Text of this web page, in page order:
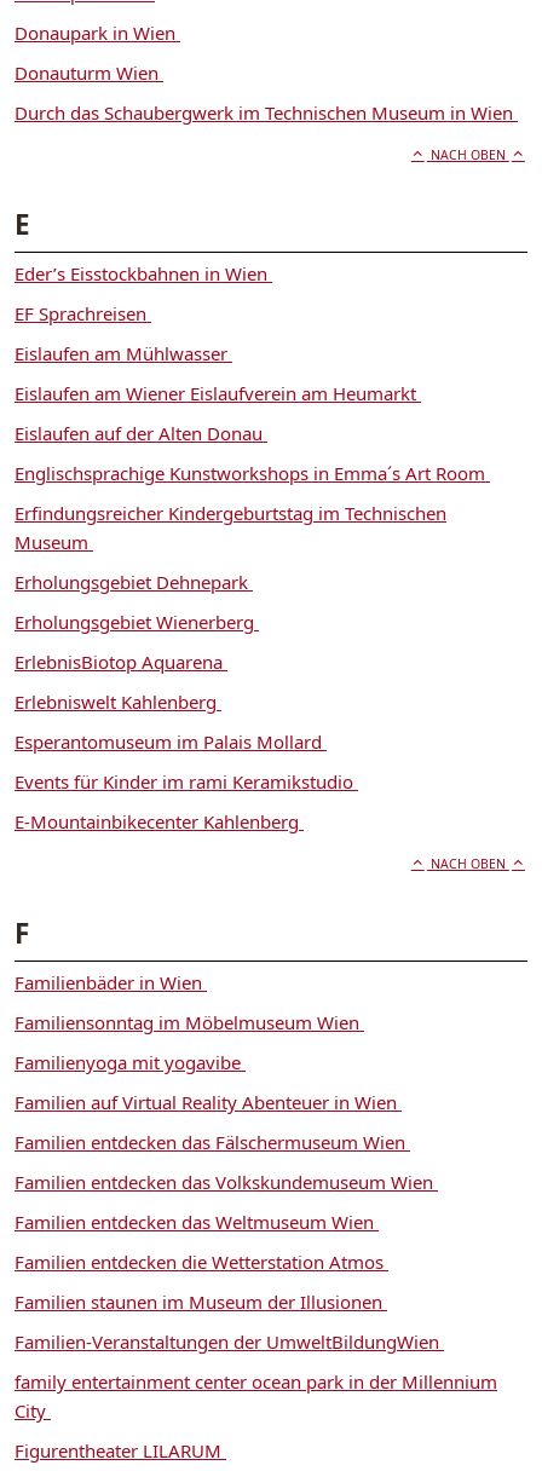
Donaupark in Wien
Donauturm Wien
Durch das Schaubergwerk im Technischen Museum in Wien
NACH OBEN
E
Eder’s Eisstockbahnen in Wien
EF Sprachreisen
Eislaufen am Mühlwasser
Eislaufen am Wiener Eislaufverein am Heumarkt
Eislaufen auf der Alten Donau
Englischsprachige Kunstworkshops in Emma´s Art Room
Erfindungsreicher Kindergeburtstag im Technischen
Museum
Erholungsgebiet Dehnepark
Erholungsgebiet Wienerberg
ErlebnisBiotop Aquarena
Erlebniswelt Kahlenberg
Esperantomuseum im Palais Mollard
Events für Kinder im rami Keramikstudio
E-Mountainbikecenter Kahlenberg
NACH OBEN
F
Familienbäder in Wien
Familiensonntag im Möbelmuseum Wien
Familienyoga mit yogavibe
Familien auf Virtual Reality Abenteuer in Wien
Familien entdecken das Fälschermuseum Wien
Familien entdecken das Volkskundemuseum Wien
Familien entdecken das Weltmuseum Wien
Familien entdecken die Wetterstation Atmos
Familien staunen im Museum der Illusionen
Familien-Veranstaltungen der UmweltBildungWien
family entertainment center ocean park in der Millennium
City
Figurentheater LILARUM